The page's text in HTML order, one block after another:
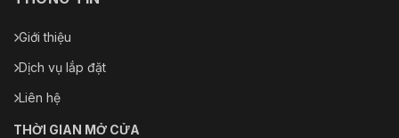
Giới thiệu
Dịch vụ lắp đặt
Liên hệ
THỜI GIAN MỞ CỬA